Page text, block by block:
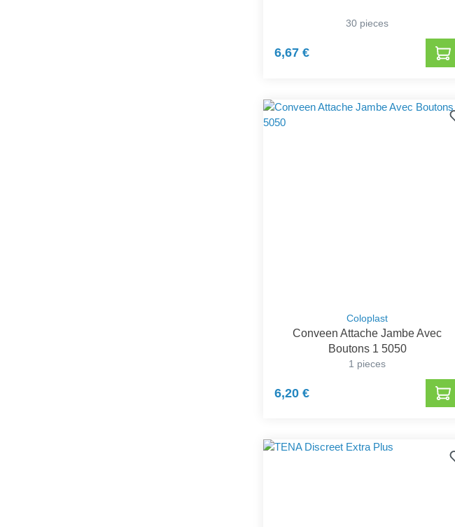
30 pieces
6,67 €
Coloplast
Conveen Attache Jambe Avec
Boutons 1 5050
1 pieces
6,20 €